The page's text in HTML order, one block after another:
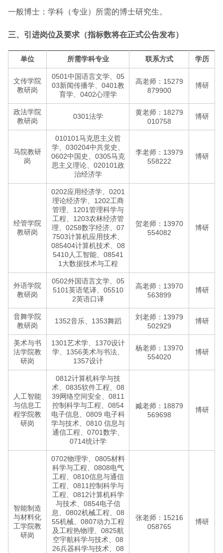
一般博士：学科（专业）所需的博士研究生。
三、引进岗位及要求（指标数将在正式公告发布）
单位 所需学科专业 联系方式 学历
文传学院
教研岗
0501中国语言文学、05
03新闻传播学、0401教
育学、0402心理学
高老师：15279
879900
博研
政法学院
教研岗
0301法学
黄老师：18279
010758
博研
马院教研
岗
010101马克思主义哲
学、030204中共党史、
0602中国史、0305马克
思主义理论、020101政
治经济学
李老师：13979
558222
博研
经管学院
教研岗
0202应用经济学、0201
理论经济学、1202工商
管理、1201管理科学与
工程、1203农林经济管
理、0258数字经济、07
7503计算机应用技术、
085404计算机技术、08
5410人工智能、08541
1大数据技术与工程
贺老师：13970
554082
博研
外语学院
教研岗
0502外国语言文学、05
5101英语笔译、05510
2英语口译
高老师：13970
563899
博研
音舞学院
教研岗
1352音乐、1353舞蹈
刘老师：13979
502929
博研
美术与书
法学院教
研岗
1301艺术学、1370设计
学、1356美术与书法、
1357设计
杨老师：13970
554020
博研
人工智能
与信息工
程学院教
研岗
0812计算机科学与技
术、0835软件工程、08
39网络空间安全、0811
控制科学与工程、0854
电子信息、0809 电子科
学与技术、0810 信息与
通信工程、0701数学、
0714统计学
臧老师：18879
569698
博研
智能制造
与材料化
工学院教
研岗
0702物理学、0805材料
科学与工程、0808电气
工程、0810信息与通信
工程、0811控制科学与
工程、0812计算机科学
与技术、0854电子信
息、0802机械工程、08
55机械、0807动力工程
及工程热物理、0825航
空宇航科学与技术、08
26兵器科学与技术、08
张老师：15216
058765
博研